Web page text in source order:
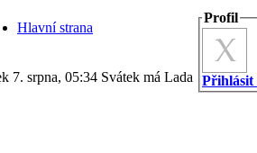
Hlavní strana
7. srpna, 05:34 Svátek má Lada
Profil
Přihlásit